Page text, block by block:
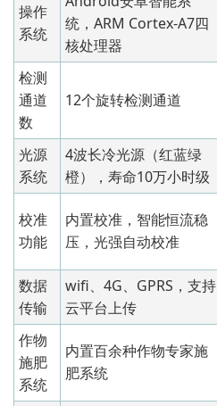
操作
系统
统，ARM Cortex-A7四
核处理器
检测
通道
数
12个旋转检测通道
光源
系统
4波长冷光源（红蓝绿
橙），寿命10万小时级
校准
功能
内置校准，智能恒流稳
压，光强自动校准
数据
传输
wifi、4G、GPRS，支持
云平台上传
作物
施肥
系统
内置百余种作物专家施
肥系统